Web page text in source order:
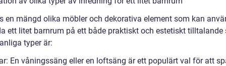
en mängd olika möbler och dekorativa element som kan
ett litet barnrum på ett både praktiskt och estetiskt tilltalande
typer är:
En våningssäng eller en loftsäng är ett populärt val för att